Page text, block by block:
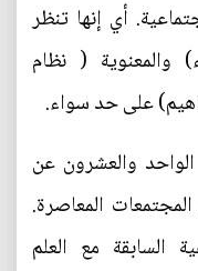
أي إنها تنظر
والمعنوية ( نظام
على حد سواء.
والعشرون عن
المعاصرة.
السابقة مع العلم